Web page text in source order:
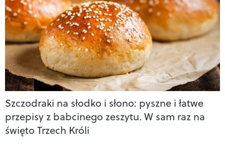
Szczodraki na słodko i słono: pyszne i łatwe
przepisy z babcinego zeszytu. W sam raz na
święto Trzech Króli